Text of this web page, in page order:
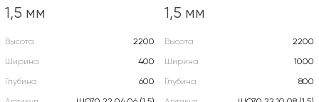
1,5 мм
Высота
2200
Ширина
400
Глубина
600
1,5 мм
Высота
2200
Ширина
1000
Глубина
800